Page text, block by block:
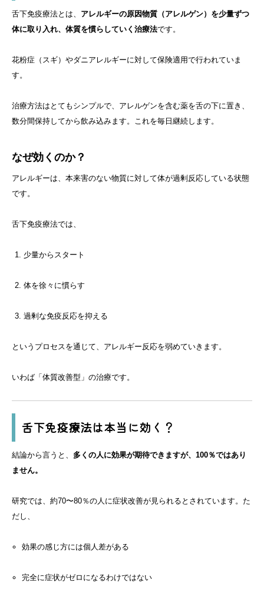
舌下免疫療法とは、 アレルギーの原因物質（アレルゲン）を少量ずつ
体に取り入れ、体質を慣らしていく治療法です。
花粉症（スギ）やダニアレルギーに対して保険適用で行われていま
す。
治療方法はとてもシンプルで、アレルゲンを含む薬を舌の下に置き、
数分間保持してから飲み込みます。これを毎日継続します。
なぜ効くのか？
アレルギーは、本来害のない物質に対して体が過剰反応している状態
です。
舌下免疫療法では、
少量からスタート
体を徐々に慣らす
過剰な免疫反応を抑える
というプロセスを通じて、アレルギー反応を弱めていきます。
いわば「体質改善型」の治療です。
舌下免疫療法は本当に効く？
結論から言うと、 多くの人に効果が期待できますが、100％ではあり
ません。
研究では、約70〜80％の人に症状改善が見られるとされています。た
だし、
効果の感じ方には個人差がある
完全に症状がゼロになるわけではない